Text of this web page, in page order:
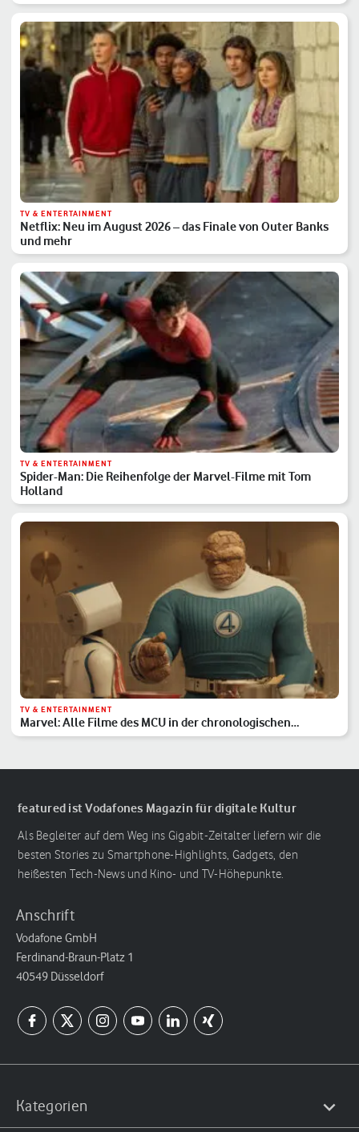
TV & ENTERTAINMENT
Netflix: Neu im August 2026 – das Finale von Outer Banks
und mehr
TV & ENTERTAINMENT
Spider-Man: Die Reihenfolge der Marvel-Filme mit Tom
Holland
TV & ENTERTAINMENT
Marvel: Alle Filme des MCU in der chronologischen
Reihenfolge
featured ist Vodafones Magazin für digitale Kultur
Als Begleiter auf dem Weg ins Gigabit-Zeitalter liefern wir die
besten Stories zu Smartphone-Highlights, Gadgets, den
heißesten Tech-News und Kino- und TV-Höhepunkte.
Anschrift
Vodafone GmbH
Ferdinand-Braun-Platz 1
40549 Düsseldorf
Kategorien